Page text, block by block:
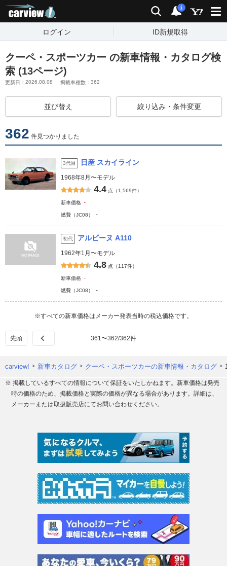
検索 通知
i
ログイン ID新規取得
クーペ・スポーツカー の新車情報・カタログ検
索 (13ページ)
更新日： 2026.08.08 掲載車種数： 362
並び替え 絞り込み・条件変更
362 件見つかりました
3代目 日産 スカイライン
1968年8月〜モデル
4.4 点（1,569件）
新車価格 -
燃費（JC08） -
初代 アルピーヌ A110
1962年1月〜モデル
4.8 点（117件）
新車価格 -
燃費（JC08） -
※すべての新車価格はメーカー発表当時の税込価格です。
361 〜362/362件
carview! 新車カタログ クーペ・スポーツカーの新車情報・カタログ
※ 掲載しているすべての情報について保証をいたしかねます。新車価格は発売
時の価格のため、掲載価格と実際の価格が異なる場合があります。詳細は、
メーカーまたは取扱販売店にてお問い合わせください。